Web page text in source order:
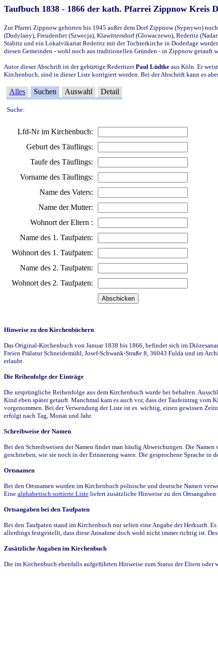
Taufbuch 1838 - 1866 der kath. Pfarrei Zippnow Kreis
Zur Pfarrei Zippnow gehörten bis 1945 außer dem Dorf Zippnow (Sypnywo)
(Dudylany), Freudenfier (Szwecja), Klawittersdorf (Glowaczewo), Rederitz
Stabitz und ein Lokalvikariat Rederitz mit der Tochterkirche in Doderlage
diesen Gemeinden - wohl noch aus traditionellen Gründen - in Zippnow getauft
Autor dieser Abschrift ist der gebürtige RederitzerPaul Lüdtke aus Köln. Er
Kirchenbuch, sind in dieser Liste korrigiert worden. Bei der Abschrift kann es
Alles Suchen Auswahl Detail
Suche:
Lfd-Nr im Kirchenbuch:
Geburt des Täuflings:
Taufe des Täuflings:
Vorname des Täuflings:
Name des Vaters:
Name der Mutter:
Wohnort der Eltern :
Name des 1. Taufpaten:
Wohnort des 1. Taufpaten:
Name des 2. Taufpaten:
Wohnort des 2. Taufpaten:
Hinweise zu den Kirchenbüchern
Das Original-Kirchenbuch von Januar 1838 bis 1866, befindet sich im
Freien Prälatur Schneidemühl, Josef-Schwank-Straße 8, 36043 Fulda und im
erlaubt.
Die Reihenfolge der Einträge
Die ursprüngliche Reihenfolge aus dem Kirchenbuch wurde bei behalten.
Kind eben später getauft. Manchmal kam es auch vor, dass der Taufeintrag
vorgenommen. Bei der Verwendung der Liste ist es wichtig, einen gewissen
erfolgt nach Tag, Monat und Jahr.
Schreibweise der Namen
Bei den Schreibweisen der Namen findet man häufig Abweichungen. Die
geschrieben, wie sie noch in der Erinnerung waren. Die gesprochene Sprache
Ortsnamen
Bei den Ortsnamen wurden im Kirchenbuch polnische und deutsche Namen
Eine alphabetisch sortierte Liste liefert zusätzliche Hinweise zu den
Ortsangaben bei den Taufpaten
Bei den Taufpaten stand im Kirchenbuch nur selten eine Angabe der Herkunft.
allerdings festgestellt, dass diese Annahme doch wohl nicht immer richtig ist.
Zusätzliche Angaben im Kirchenbuch
Die im Kirchenbuch ebenfalls aufgeführten Hinweise zum Status der Eltern oder